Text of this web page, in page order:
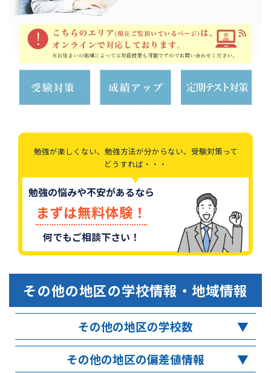
勉強が楽しくない、勉強方法が分からない、受験対策って
どうすれば・・・
勉強の悩みや不安があるなら
まずは無料体験！
何でもご相談下さい！
その他の地区の学校情報・地域情報
その他の地区の学校数
その他の地区の偏差値情報